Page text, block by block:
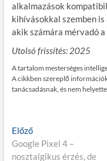
alkalmazások
kihívásokkal szemben
akik számára mérvadó
Utolsó frissítés: 2025
A tartalom mesterséges
A cikkben szereplő
tanácsadásnak, és nem
Bejegyzés
navigáció
ElőzőE
l
ő
Google Pixel 4 –
nosztalgikus érzés, de